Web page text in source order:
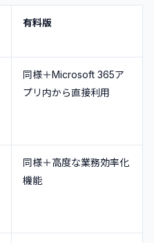
有料版
同様＋Microsoft 365ア
プリ内から直接利用
同様＋高度な業務効率化
機能